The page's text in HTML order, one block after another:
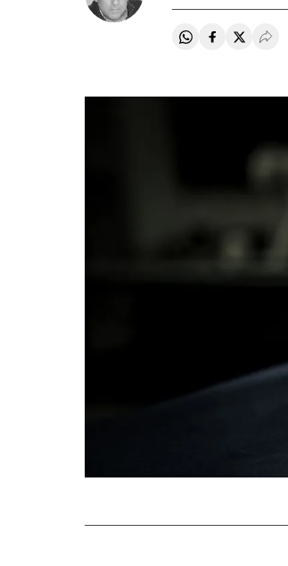
Compartir en
Compartir